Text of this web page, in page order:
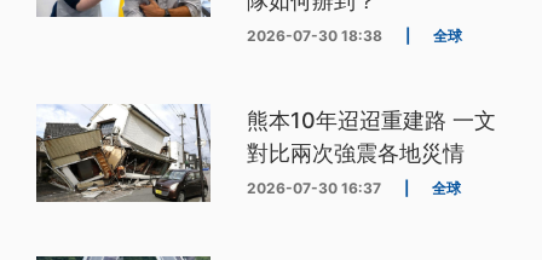
2026-07-30 18:38 全球
熊本10年迢迢重建路 一文
對比兩次強震各地災情
2026-07-30 16:37 全球